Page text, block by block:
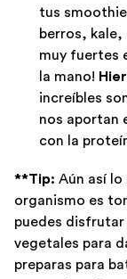
tus
berros, kale,
muy fuertes
la mano!
increíbles
nos aportan
con la
**Tip: Aún así
organismo es
puedes disfrutar
vegetales para
preparas para